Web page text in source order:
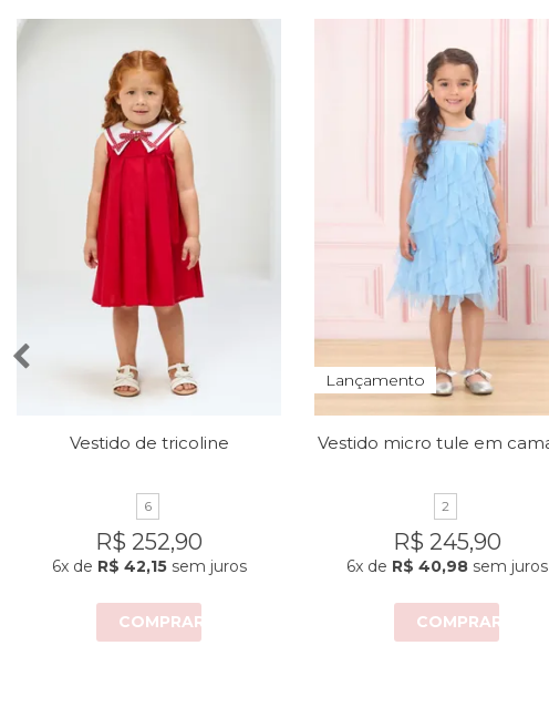
Vestido de tricoline
6
R$ 252,90
6xde R$ 42,15sem juros
COMPRAR
Lançamento
2
R$ 245,90
6xde R$ 40,98sem juros
COMPRAR